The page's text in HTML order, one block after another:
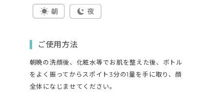
ご使用方法
朝晩の洗顔後、化粧水等でお肌を整えた後、ボトル
をよく振ってからスポイト3分の1量を手に取り、顔
全体になじませてください。